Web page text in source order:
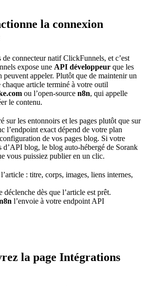
la connexion
de connecteur natif ClickFunnels, et c’est
expose une API développeur que les
peuvent appeler. Plutôt que de maintenir un
article terminé à votre outil
ou l’open-source n8n, qui appelle
le contenu.
sur les entonnoirs et les pages plutôt que sur
l’endpoint exact dépend de votre plan
de vos pages blog. Si votre
d’API blog, le blog auto-hébergé de Sorank
vous puissiez publier en un clic.
l’article : titre, corps, images, liens internes,
déclenche dès que l’article est prêt.
l’envoie à votre endpoint API
la page Intégrations